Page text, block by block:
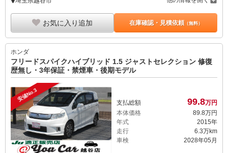
お気に入り追加 在庫確認・見積依頼（無料）
ホンダ
フリードスパイクハイブリッド 1.5 ジャストセレクション 修復
歴無し・3年保証・禁煙車・後期モデル
安値No.3 支払総額 99.8万円
本体価格
89.8万円
年式
2015年
走行
6.3万km
車検
2028年05月